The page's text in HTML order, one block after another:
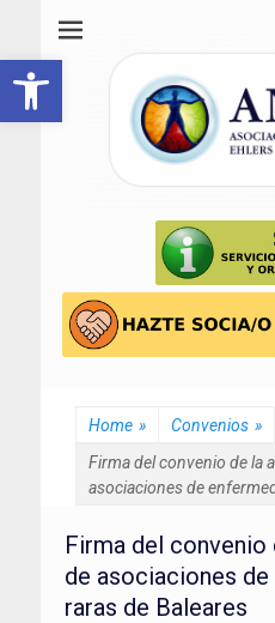
Abrir barra de herramientas
Home » Convenios »
Firma del convenio de la
asociaciones de
Firma del convenio
de asociaciones
raras de Baleares